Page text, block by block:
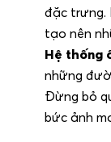
đặc trưng.
tạo nên
Hệ thống
những
Đừng bỏ
bức ảnh